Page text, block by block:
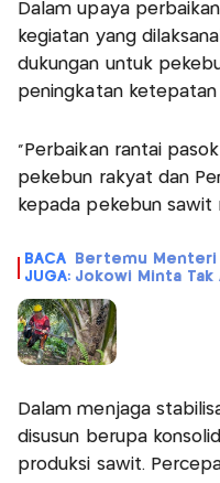
Dalam upaya
kegiatan yang
dukungan untuk
peningkatan ketepatan
"Perbaikan rantai
pekebun rakyat dan
kepada pekebun sawit
BACA
JUGA:
Bertemu Menteri
Jokowi Minta Tak
Dalam menjaga
disusun berupa
produksi sawit.